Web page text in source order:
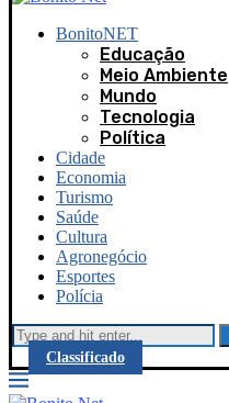
BonitoNET
Educação
Meio Ambiente
Mundo
Tecnologia
Política
Cidade
Economia
Turismo
Saúde
Cultura
Agronegócio
Esportes
Polícia
Classificado